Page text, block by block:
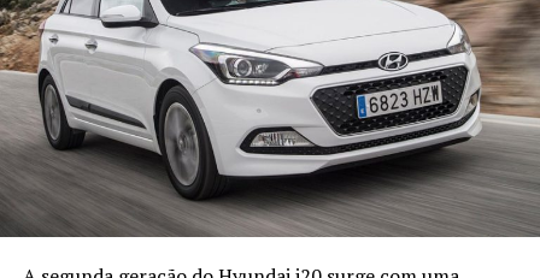
com as formas exteriores da carroçaria e onde o ecrã
digital central assume predominância. Nele são
controladas a várias funções de informação e
entretenimento e como atalho para a climatização há
um conjunto de botões que formam uma fina barra
horizontal que não são intuitivos de utilizar. Com botões
físicos “mais tradicionais” a ergonomia deste Leon seria
um pouco melhor. No campo do equipamento este Leon
está bem recheado de série e onde também marca